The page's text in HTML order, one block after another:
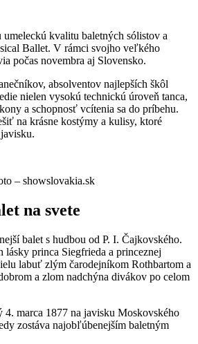
kvalitu baletných sólistov a
Ballet. V rámci svojho veľkého
počas novembra aj Slovensko.
absolventov najlepších škôl
nielen vysokú technickú úroveň tanca,
a schopnosť vcítenia sa do príbehu.
na krásne kostýmy a kulisy, ktoré
– showslovakia.sk
na svete
balet s hudbou od P. I. Čajkovského.
lásky princa Siegfrieda a princeznej
labuť zlým čarodejníkom Rothbartom a
a zlom nadchýna divákov po celom
4. marca 1877 na javisku Moskovského
zostáva najobľúbenejším baletným